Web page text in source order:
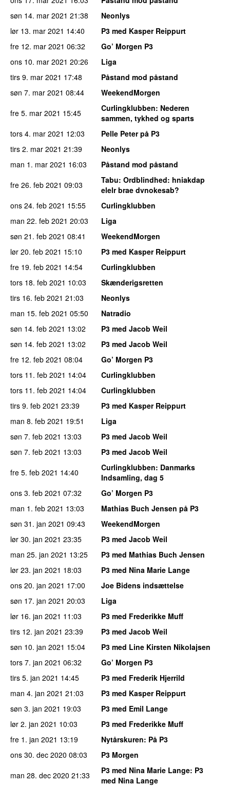
søn 14. mar 2021 21:38
Neonlys
lør 13. mar 2021 14:40
P3 med Kasper Reippurt
fre 12. mar 2021 06:32
Go’ Morgen P3
ons 10. mar 2021 20:26
Liga
tirs 9. mar 2021 17:48
Påstand mod påstand
søn 7. mar 2021 08:44
WeekendMorgen
fre 5. mar 2021 15:45 Curlingklubben: Nederen
sammen, tykhed og sparts
tors 4. mar 2021 12:03
Pelle Peter på P3
tirs 2. mar 2021 21:39
Neonlys
man 1. mar 2021 16:03
Påstand mod påstand
fre 26. feb 2021 09:03 Tabu: Ordblindhed: hniakdap
elelr brae dvnokesab?
ons 24. feb 2021 15:55
Curlingklubben
man 22. feb 2021 20:03
Liga
søn 21. feb 2021 08:41
WeekendMorgen
lør 20. feb 2021 15:10
P3 med Kasper Reippurt
fre 19. feb 2021 14:54
Curlingklubben
tors 18. feb 2021 10:03
Skænderigsretten
tirs 16. feb 2021 21:03
Neonlys
man 15. feb 2021 05:50
Natradio
søn 14. feb 2021 13:02
P3 med Jacob Weil
søn 14. feb 2021 13:02
P3 med Jacob Weil
fre 12. feb 2021 08:04
Go’ Morgen P3
tors 11. feb 2021 14:04
Curlingklubben
tors 11. feb 2021 14:04
Curlingklubben
tirs 9. feb 2021 23:39
P3 med Kasper Reippurt
man 8. feb 2021 19:51
Liga
søn 7. feb 2021 13:03
P3 med Jacob Weil
søn 7. feb 2021 13:03
P3 med Jacob Weil
fre 5. feb 2021 14:40 Curlingklubben: Danmarks
Indsamling, dag 5
ons 3. feb 2021 07:32
Go’ Morgen P3
man 1. feb 2021 13:03
Mathias Buch Jensen på P3
søn 31. jan 2021 09:43
WeekendMorgen
lør 30. jan 2021 23:35
P3 med Jacob Weil
man 25. jan 2021 13:25
P3 med Mathias Buch Jensen
lør 23. jan 2021 18:03
P3 med Nina Marie Lange
ons 20. jan 2021 17:00
Joe Bidens indsættelse
søn 17. jan 2021 20:03
Liga
lør 16. jan 2021 11:03
P3 med Frederikke Muff
tirs 12. jan 2021 23:39
P3 med Jacob Weil
søn 10. jan 2021 15:04
P3 med Line Kirsten Nikolajsen
tors 7. jan 2021 06:32
Go’ Morgen P3
tirs 5. jan 2021 14:45
P3 med Frederik Hjerrild
man 4. jan 2021 21:03
P3 med Kasper Reippurt
søn 3. jan 2021 19:03
P3 med Emil Lange
lør 2. jan 2021 10:03
P3 med Frederikke Muff
fre 1. jan 2021 13:19 Nytårskuren: På P3
ons 30. dec 2020 08:03
P3 Morgen
man 28. dec 2020 21:33 P3 med Nina Marie Lange: P3
med Nina Lange